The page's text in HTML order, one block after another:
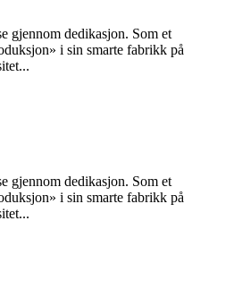
gjennom dedikasjon. Som et
i sin smarte fabrikk på
gjennom dedikasjon. Som et
i sin smarte fabrikk på